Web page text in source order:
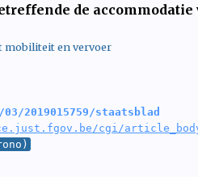
de accommodatie
mobiliteit en vervoer
2019015759/staatsblad
cgi/